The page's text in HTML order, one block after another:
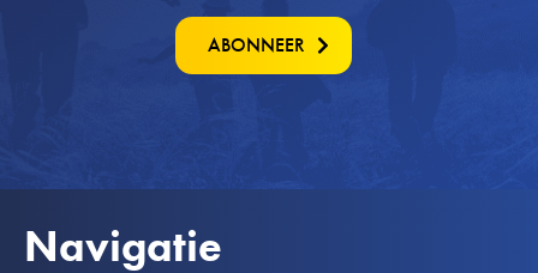
ABONNEER
Navigatie